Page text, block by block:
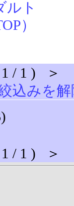
/ 1 ) ＞
込みを
/ 1 ) ＞